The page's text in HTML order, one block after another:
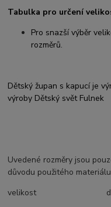
Tabulka pro určení
Pro snazší výběr
rozměrů.
Dětský župan s kapucí je
výroby Dětský svět Fulnek
Uvedené rozměry jsou
důvodu použitého
velikost délka